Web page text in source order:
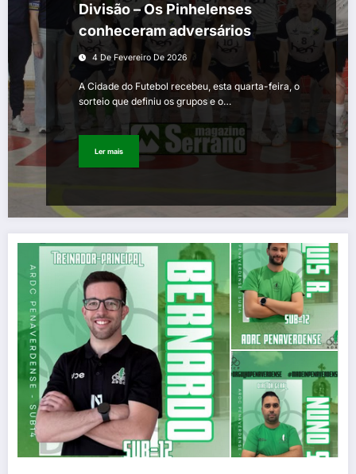
Divisão – Os Pinhelenses
conheceram adversários
4 De Fevereiro De 2026
A Cidade do Futebol recebeu, esta quarta-feira, o
sorteio que definiu os grupos e o…
Ler mais